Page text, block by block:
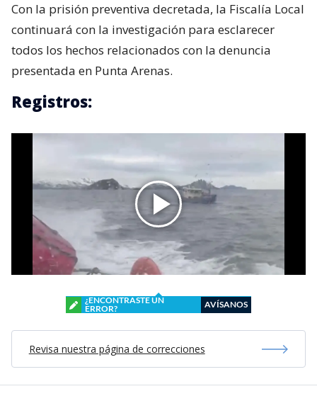
Con la prisión preventiva decretada, la Fiscalía Local
continuará con la investigación para esclarecer
todos los hechos relacionados con la denuncia
presentada en Punta Arenas.
Registros:
¿ENCONTRASTE UN
ERROR?
AVÍSANOS
Revisa nuestra página de correcciones